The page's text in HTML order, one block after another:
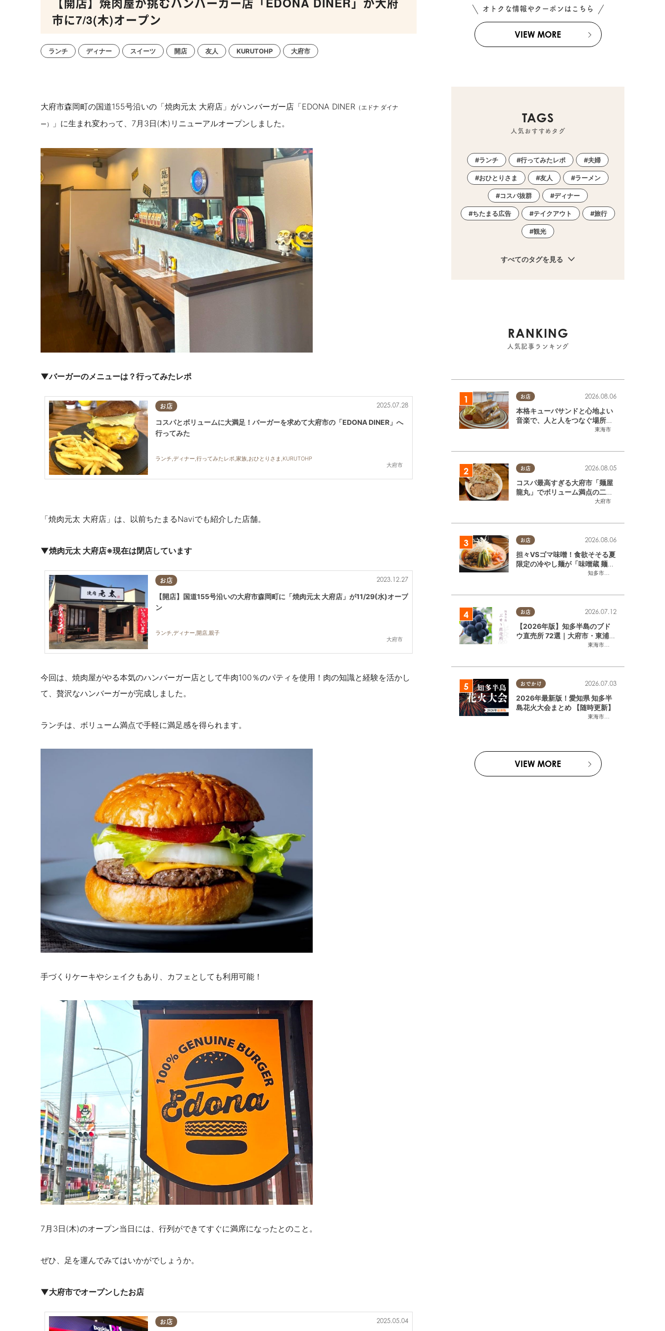
市に7/3(木)オープン
ランチ ディナー スイーツ 開店 友人 KURUTOHP 大府市
大府市森岡町の国道155号沿いの「焼肉元太 大府店」がハンバーガー店「EDONA DINER （エドナ ダイナ
ー） 」に生まれ変わって、7月3日(木)リニューアルオープンしました。
▼バーガーのメニューは？行ってみたレポ
お店
大府市
2025.07.28
コスパとボリュームに大満足！バーガーを求めて大府市の「EDONA DINER」へ
行ってみた
ランチ,ディナー,行ってみたレポ,家族,おひとりさま,KURUTOHP
「焼肉元太 大府店」は、 以前ちたまるNaviでも紹介した店舗。
▼焼肉元太 大府店※現在は閉店しています
お店
大府市
2023.12.27
【開店】国道155号沿いの大府市森岡町に「焼肉元太 大府店」が11/29(水)オープ
ン
ランチ,ディナー,開店,親子
今回は、 焼肉屋がやる本気のハンバーガー店として牛肉100％のパティを使用！ 肉の知識と経験を活かし
て、贅沢なハンバーガーが完成しました。
ランチは、ボリューム満点で手軽に満足感を得られます。
手づくりケーキやシェイクもあり、カフェとしても利用可能！
7月3日(木)のオープン当日には、行列ができてすぐに満席になったとのこと。
ぜひ、足を運んでみてはいかがでしょうか。
▼大府市でオープンしたお店
お店 2025.05.04
オトクな情報やクーポンはこちら
VIEW MORE
TAGS
人気おすすめタグ
ランチ 行ってみたレポ 夫婦
おひとりさま 友人 ラーメン
コスパ抜群 ディナー
ちたまる広告 テイクアウト 旅行
観光
すべてのタグを見る
RANKING
人気記事ランキング
お店
東海市
2026.08.06
本格キューバサンドと心地よい
音楽で、人と人をつなぐ場所。
東海市「JAMMIN'STANDHOU
お店
大府市
2026.08.05
コスパ最高すぎる大府市「麺屋
龍丸」でボリューム満点の二郎
系ラーメンを堪能してきた
お店
知多市
,半田市
2026.08.06
担々VSゴマ味噌！食欲そそる夏
限定の冷やし麺が「味噌蔵 麺四
朗 半田店・知多店」で登場／ち
お店
東海市
,大府市
2026.07.12
【2026年版】知多半島のブド
ウ直売所 72選｜大府市・東浦町
ほかエリア別に一挙紹介
おでかけ
東海市
,大府市
2026.07.03
2026年最新版！愛知県 知多半
島花火大会まとめ 【随時更新】
VIEW MORE